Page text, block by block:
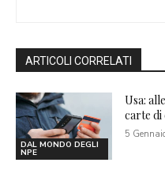
ARTICOLI CORRELATI
DAL MONDO DEGLI
NPE
Usa:
carte
5